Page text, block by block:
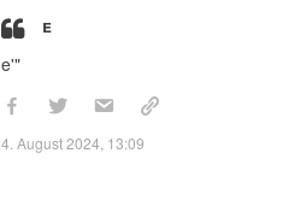
e
e'"
4. August 2024, 13:09